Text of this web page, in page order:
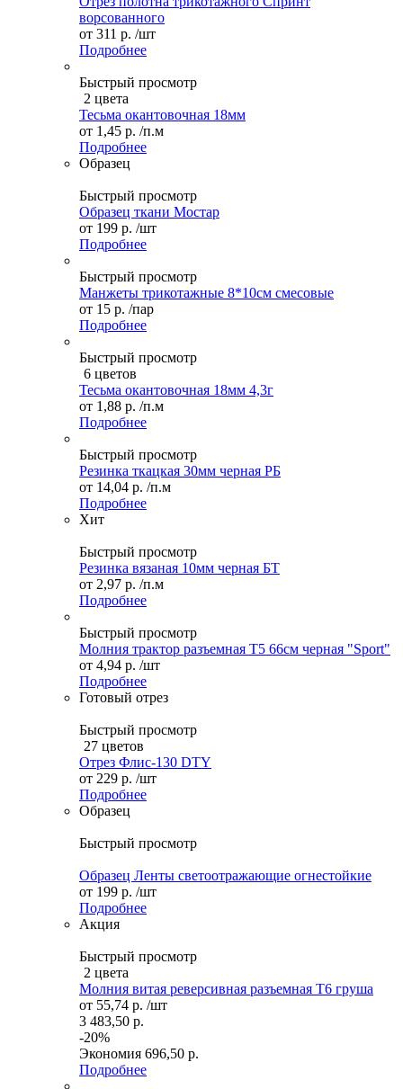
ворсованного
от 311 р. /шт
Подробнее
Быстрый просмотр
2 цвета
Тесьма окантовочная 18мм
от 1,45 р. /п.м
Подробнее
Образец
Быстрый просмотр
Образец ткани Мостар
от 199 р. /шт
Подробнее
Быстрый просмотр
Манжеты трикотажные 8*10см смесовые
от 15 р. /пар
Подробнее
Быстрый просмотр
6 цветов
Тесьма окантовочная 18мм 4,3г
от 1,88 р. /п.м
Подробнее
Быстрый просмотр
Резинка ткацкая 30мм черная РБ
от 14,04 р. /п.м
Подробнее
Хит
Быстрый просмотр
Резинка вязаная 10мм черная БТ
от 2,97 р. /п.м
Подробнее
Быстрый просмотр
Молния трактор разъемная Т5 66см черная "Sport"
от 4,94 р. /шт
Подробнее
Готовый отрез
Быстрый просмотр
27 цветов
Отрез Флис-130 DTY
от 229 р. /шт
Подробнее
Образец
Быстрый просмотр
Образец Ленты светоотражающие огнестойкие
от 199 р. /шт
Подробнее
Акция
Быстрый просмотр
2 цвета
Молния витая реверсивная разъемная Т6 груша
от 55,74 р. /шт
3 483,50 р.
-20%
Экономия 696,50 р.
Подробнее